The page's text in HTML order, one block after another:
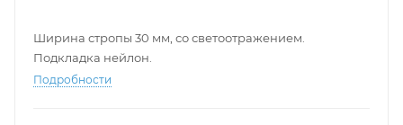
Ширина стропы 30 мм, со светоотражением.
Подкладка нейлон.
Подробности